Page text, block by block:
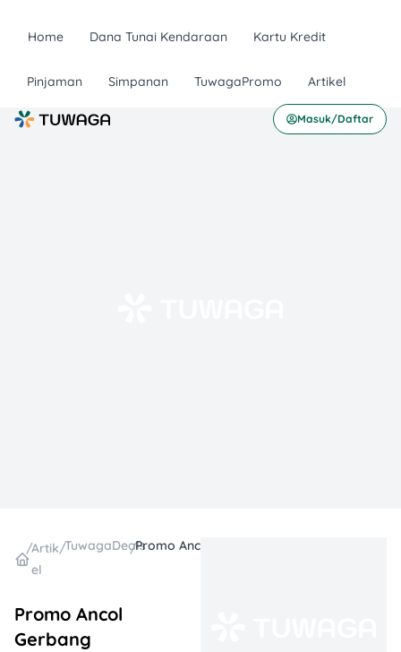
Home Dana Tunai Kendaraan Kartu Kredit
Pinjaman Simpanan TuwagaPromo Artikel
Masuk/Daftar
/Artik
el
/TuwagaDeals
/
Promo Ancol
Gerbang